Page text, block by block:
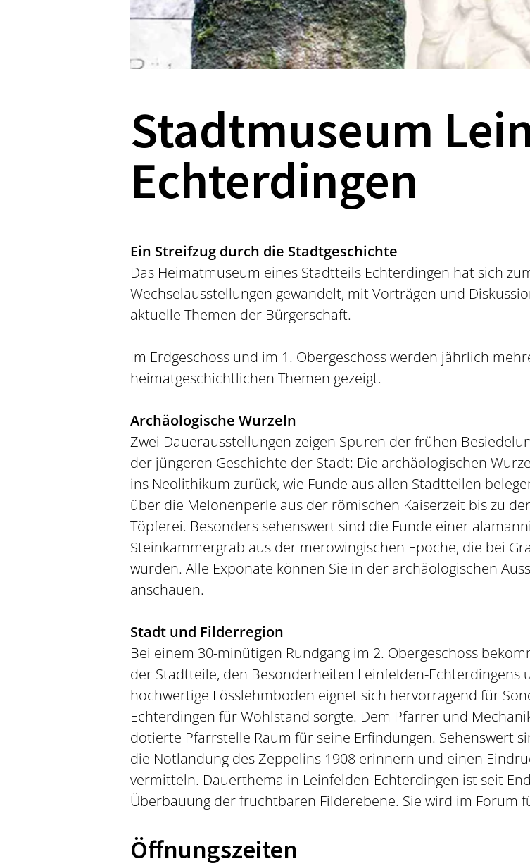
Stadtmuseum
Echterdingen
Ein Streifzug durch die Stadtgeschichte
Das Heimatmuseum eines Stadtteils Echterdingen hat sich
Wechselausstellungen gewandelt, mit Vorträgen und
aktuelle Themen der Bürgerschaft.
Im Erdgeschoss und im 1. Obergeschoss werden jährlich
heimatgeschichtlichen Themen gezeigt.
Archäologische Wurzeln
Zwei Dauerausstellungen zeigen Spuren der frühen
der jüngeren Geschichte der Stadt: Die archäologischen
ins Neolithikum zurück, wie Funde aus allen Stadtteilen
über die Melonenperle aus der römischen Kaiserzeit bis zu
Töpferei. Besonders sehenswert sind die Funde einer
Steinkammergrab aus der merowingischen Epoche, die bei
wurden. Alle Exponate können Sie in der archäologischen
anschauen.
Stadt und Filderregion
Bei einem 30-minütigen Rundgang im 2. Obergeschoss
der Stadtteile, den Besonderheiten Leinfelden-Echterdingens
hochwertige Lösslehmboden eignet sich hervorragend für
Echterdingen für Wohlstand sorgte. Dem Pfarrer und
dotierte Pfarrstelle Raum für seine Erfindungen. Sehenswert
die Notlandung des Zeppelins 1908 erinnern und einen
vermitteln. Dauerthema in Leinfelden-Echterdingen ist seit
Überbauung der fruchtbaren Filderebene. Sie wird im Forum
Öffnungszeiten